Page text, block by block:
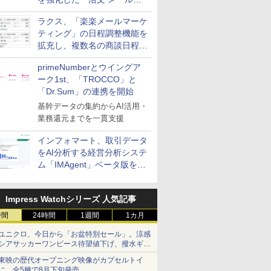
送信防止アドインサービス」
を提供
ラクス、「楽楽メールマーケ
ティング」の日程調整機能を
拡充し、複数名の商談日程調
整を効率化
primeNumberとウイングア
ーク1st、「TROCCO」と
「Dr.Sum」の連携を開始
基幹データの集約からAI活用・
業務還元までを一貫支援
インフォマート、取引データ
をAI分析する経営分析システ
ム「IMAgent」ベータ版を提
Impress Watchシリーズ 人気記事
24時間 1週間 1カ月
ニクロ、今日から「お盆特別セール」。涼感
アサッカーワンピース待望値下げ、撥水ギア
ョーツは1990円に
映の歴代オープニング映像がカプセルトイ